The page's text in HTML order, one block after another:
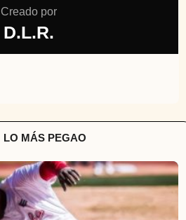
Creado por
D.L.R.
LO MÁS PEGAO